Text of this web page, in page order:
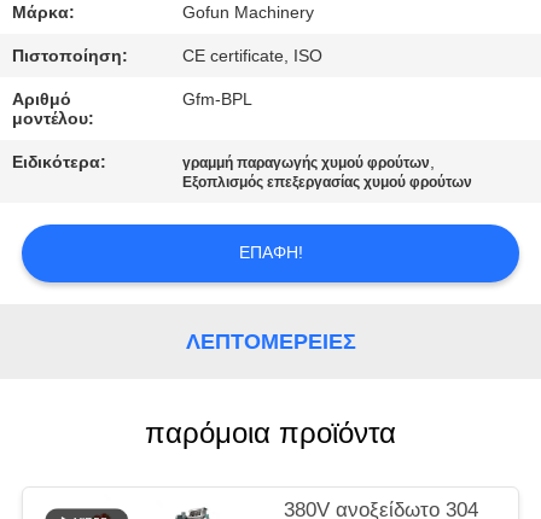
ΠΟΙΟΤΙΚΌΣ
ΈΛΕΓΧΟΣ
ΜΑΣ
ΣΕ
ΕΠΑΦΉ
ΠΕΡΙΠΤΏΣΕΙΣ
Μάρκα: Gofun Machinery
Πιστοποίηση: CE certificate, ISO
Αριθμό
μοντέλου:
Gfm-BPL
Ειδικότερα: γραμμή παραγωγής χυμού φρούτων,
Εξοπλισμός επεξεργασίας χυμού φρούτων
ΕΠΑΦΉ!
ΛΕΠΤΟΜΈΡΕΙΕΣ
παρόμοια προϊόντα
380V ανοξείδωτο 304